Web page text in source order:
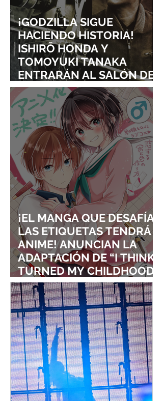
¡GODZILLA SIGUE
HACIENDO HISTORIA!
ISHIRŌ HONDA Y
TOMOYUKI TANAKA
ENTRARÁN AL SALÓN DE
LA FAMA DE LOS EFECTOS
VISUALES
¡EL MANGA QUE DESAFÍA
LAS ETIQUETAS TENDRÁ
ANIME! ANUNCIAN LA
ADAPTACIÓN DE “I THINK I
TURNED MY CHILDHOOD
FRIEND INTO A GIRL”